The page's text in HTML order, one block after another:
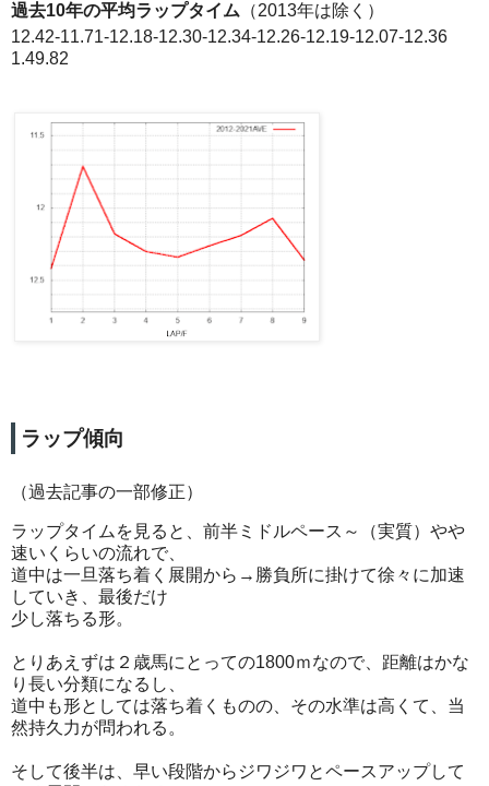
過去10年の平均ラップタイム （2013年は除く）
12.42-11.71-12.18-12.30-12.34-12.26-12.19-12.07-12.36
1.49.82
ラップ傾向
（過去記事の一部修正）
ラップタイムを見ると、前半ミドルペース～（実質）やや
速いくらいの流れで、
道中は一旦落ち着く展開から→勝負所に掛けて徐々に加速
していき、最後だけ
少し落ちる形。
とりあえずは２歳馬にとっての1800ｍなので、距離はかな
り長い分類になるし、
道中も形としては落ち着くものの、その水準は高くて、当
然持久力が問われる。
そして後半は、早い段階からジワジワとペースアップして